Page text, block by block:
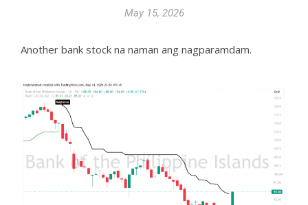
May 15, 2026
Another bank stock na naman ang nagparamdam.